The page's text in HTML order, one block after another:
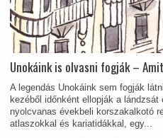
Unokáink is olvasni fogják –
A legendás Unokáink sem fogják
kezéből időnként ellopják a
nyolcvanas évekbeli korszakalkotó
atlaszokkal és kariatidákkal, egy...